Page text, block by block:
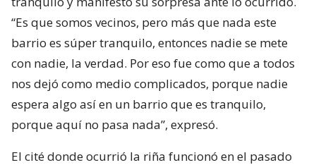
“Es que somos vecinos, pero más que nada este
barrio es súper tranquilo, entonces nadie se mete
con nadie, la verdad. Por eso fue como que a todos
nos dejó como medio complicados, porque nadie
espera algo así en un barrio que es tranquilo,
porque aquí no pasa nada”, expresó.
El cité donde ocurrió la riña funcionó en el pasado